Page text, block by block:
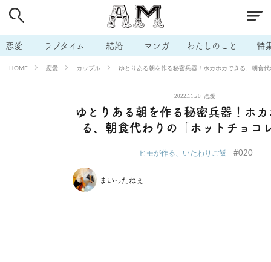
恋愛 ラブタイム 結婚 マンガ わたしのこと 特
HOME 恋愛 カップル ゆとりある朝を作る秘密兵器！ホカホカできる、朝食
2022.11.20 恋愛
ゆとりある朝を作る秘密兵器！ホ
る、朝食代わりの「ホットチョコ
ヒモが作る、いたわりご飯 #020
まいったねぇ
# 男の本音 # セフレ # 不倫
# 出会う方法 # マッチングアプリ # ラブグッズ # 体の相